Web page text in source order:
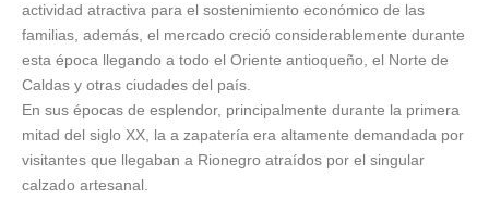
actividad atractiva para el sostenimiento económico de las
familias, además, el mercado creció considerablemente durante
esta época llegando a todo el Oriente antioqueño, el Norte de
Caldas y otras ciudades del país.
En sus épocas de esplendor, principalmente durante la primera
mitad del siglo XX, la a zapatería era altamente demandada por
visitantes que llegaban a Rionegro atraídos por el singular
calzado artesanal.